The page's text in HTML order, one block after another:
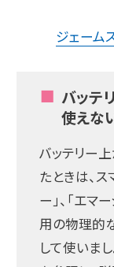
ジェー
バッテ
使えな
バッテリー
たときは、
ー」、「エマ
用の物理的
して使いま